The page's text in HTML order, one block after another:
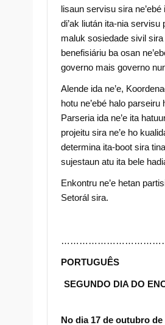
lisaun servisu sira
di’ak liután ita-nia
maluk sosiedade sivil sira
benefisiáriu ba osan
governo mais governo
Alende ida ne’e,
hotu ne’ebé halo
Parseria ida ne’e ita
projeitu sira ne’e ho
determina ita-boot sira
sujestaun atu ita bele
Enkontru ne’e hetan
Setorál sira.
PORTUGUÊS
SEGUNDO DIA DO
No dia 17 de outubro